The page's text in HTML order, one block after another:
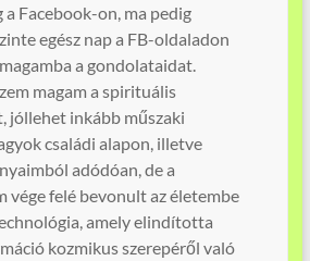
Facebook-on, ma pedig
egész nap a FB-oldaladon
a gondolataidat.
magam a spirituális
jóllehet inkább műszaki
családi alapon, illetve
adódóan, de a
vége felé bevonult az életembe
amely elindította
kozmikus szerepéről való